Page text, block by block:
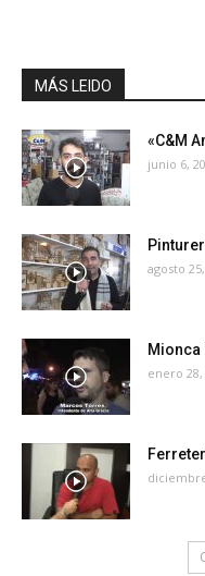
MÁS LEIDO
«C&M
junio 6,
agosto
Mionca
enero 28,